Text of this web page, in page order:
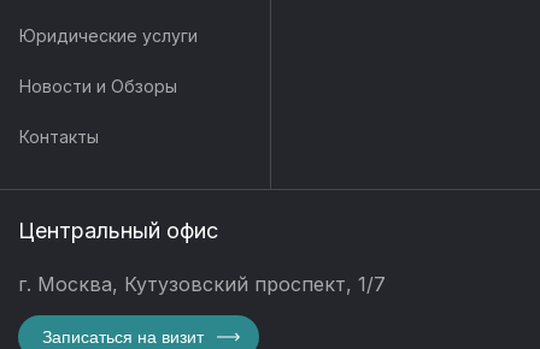
Юридические услуги
Новости и Обзоры
Контакты
Центральный офис
г. Москва, Кутузовский проспект, 1/7
Записаться на визит